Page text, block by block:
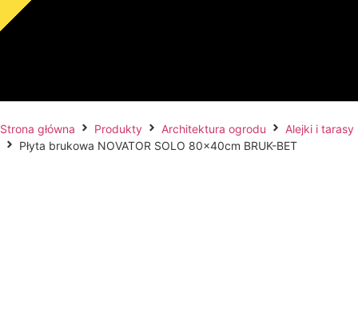
Strona główna Produkty Architektura ogrodu
Alejki i tarasy
Płyta brukowa NOVATOR SOLO 80x40cm BRUK-BET